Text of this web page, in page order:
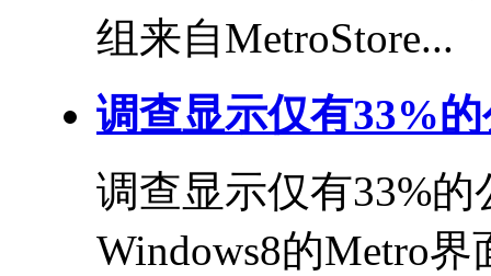
组来自MetroStore...
调查显示仅有33%
调查显示仅有33%
Windows8的Metro界